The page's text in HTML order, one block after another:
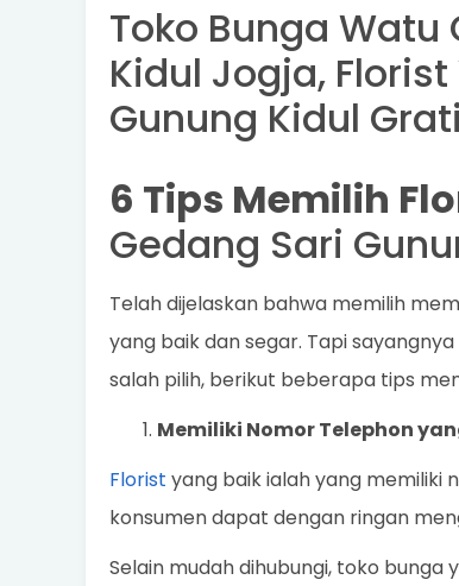
Toko Bunga Watu
Kidul Jogja,
Gunung Kidul
6 Tips Memilih
Gedang Sari
Telah dijelaskan bahwa memilih
yang baik dan segar. Tapi
salah pilih, berikut beberapa tips
Memiliki Nomor Telephon
Florist yang baik ialah yang memiliki
konsumen dapat dengan ringan
Selain mudah dihubungi, toko